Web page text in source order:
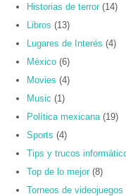
Historias de terror (14)
Libros (13)
Lugares de Interés (4)
México (6)
Movies (4)
Music (1)
Política mexicana (19)
Sports (4)
Tips y trucos
Top de lo mejor (8)
Torneos de videojuegos